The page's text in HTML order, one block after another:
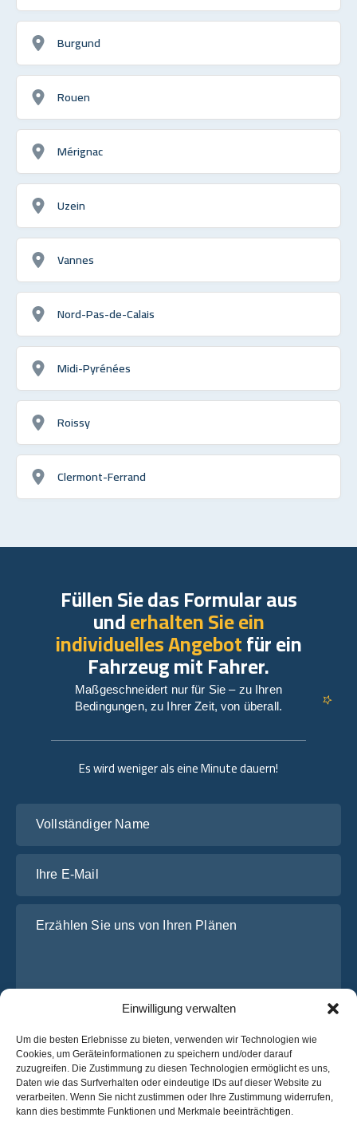
Einwilligung verwalten
Um die besten Erlebnisse zu bieten, verwenden wir Technologien wie
Cookies, um Geräteinformationen zu speichern und/oder darauf
zuzugreifen. Die Zustimmung zu diesen Technologien ermöglicht es uns,
Daten wie das Surfverhalten oder eindeutige IDs auf dieser Website zu
verarbeiten. Wenn Sie nicht zustimmen oder Ihre Zustimmung widerrufen,
kann dies bestimmte Funktionen und Merkmale beeinträchtigen.
Burgund
Rouen
Mérignac
Uzein
Vannes
Nord-Pas-de-Calais
Midi-Pyrénées
Roissy
Clermont-Ferrand
Es wird weniger als eine Minute dauern!
Ich habe dieDatenschutz-Bestimmungenvon OsaBus
gelesen und stimme ihnen zu.
Füllen Sie das Formular aus
underhalten Sie ein
individuelles Angebotfür ein
Fahrzeug mit Fahrer.
Maßgeschneidert nur für Sie – zu Ihren
Bedingungen, zu Ihrer Zeit, von überall.